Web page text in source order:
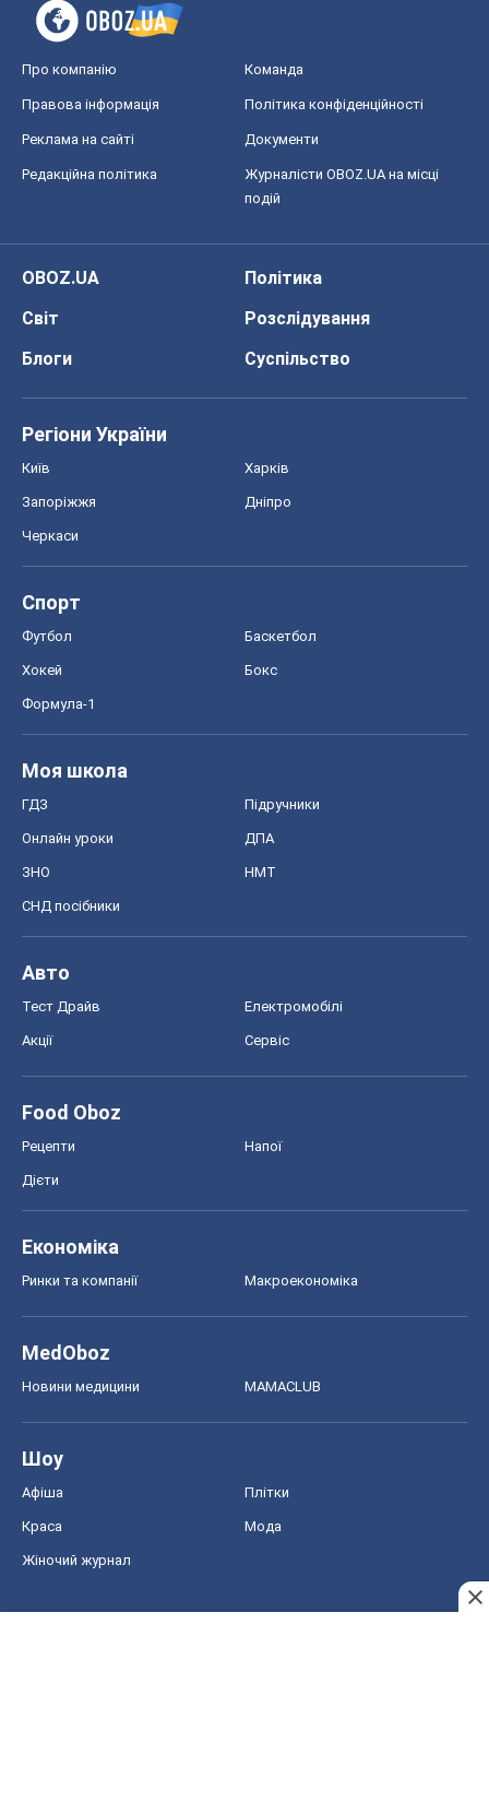
Про компанію Команда
Правова інформація Політика конфіденційності
Реклама на сайті Документи
Редакційна політика
Журналісти OBOZ.UA на місці
подій
OBOZ.UA
Політика
Світ
Розслідування
Блоги
Суспільство
Регіони України
Київ Харків
Запоріжжя Дніпро
Черкаси
Спорт
Футбол Баскетбол
Хокей Бокс
Формула-1
Моя школа
ГДЗ Підручники
Онлайн уроки ДПА
ЗНО НМТ
СНД посібники
Авто
Тест Драйв Електромобілі
Акції Сервіс
Food Oboz
Рецепти Напої
Дієти
Економіка
Ринки та компанії Макроекономіка
MedOboz
Новини медицини MAMACLUB
Шоу
Афіша Плітки
Краса Мода
Жіночий журнал